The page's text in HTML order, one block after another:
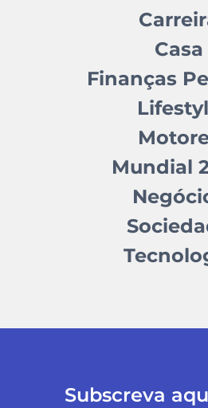
Casa
Finanças
Mundial
Subscreva